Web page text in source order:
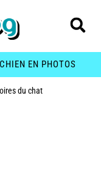
EN PHOTOS
du chat